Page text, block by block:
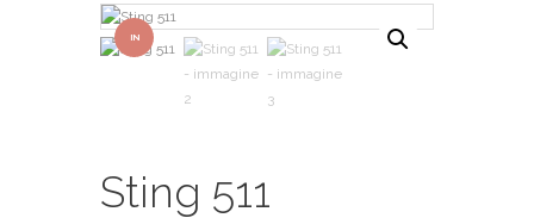
IN
Sting 511